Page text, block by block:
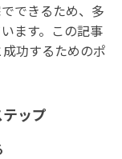
できるため、多
ます。この記事
功するためのポ
ップ